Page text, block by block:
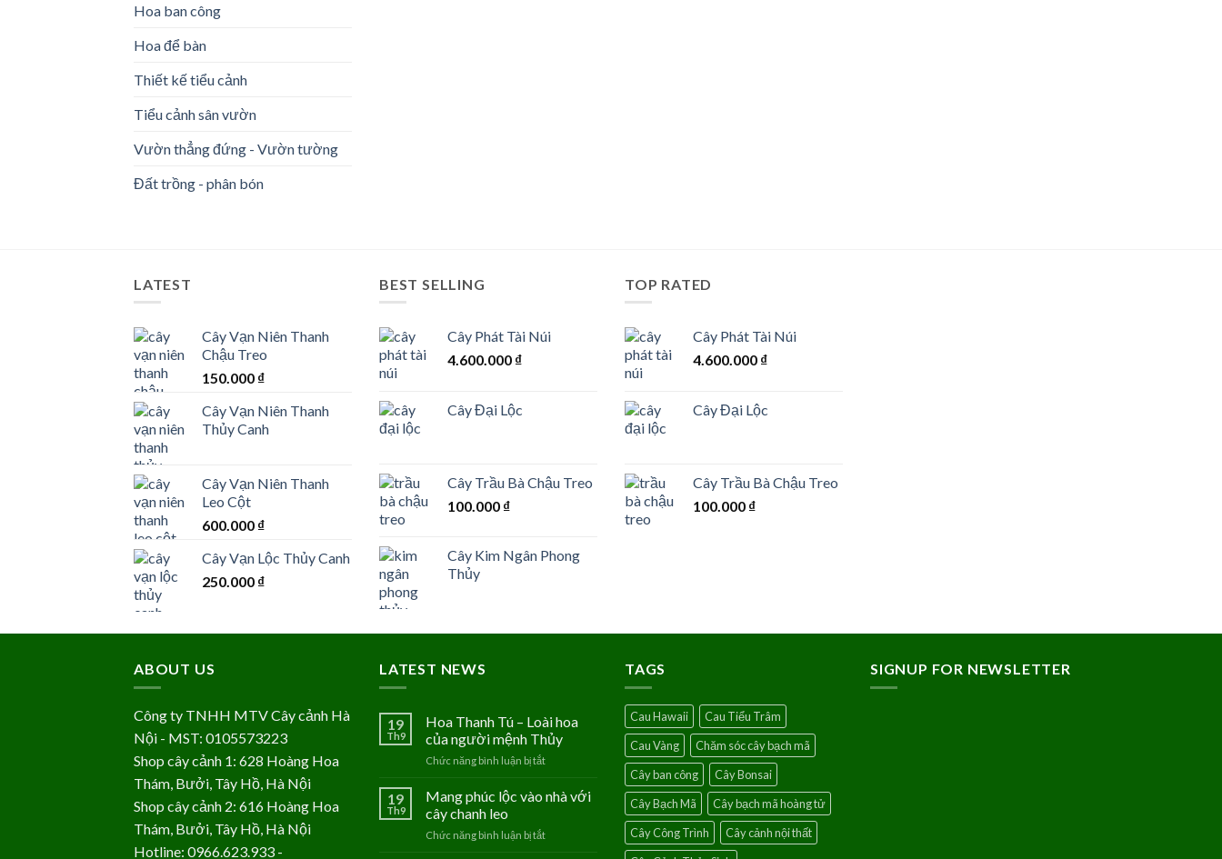
Hoa ban công
Hoa để bàn
Thiết kế tiểu cảnh
Tiểu cảnh sân vườn
Vườn thẳng đứng - Vườn tường
Đất trồng - phân bón
LATEST
Cây Vạn Niên Thanh
Chậu Treo
150.000 ₫
Cây Vạn Niên Thanh
Thủy Canh
Cây Vạn Niên Thanh
Leo Cột
600.000 ₫
Cây Vạn Lộc Thủy Canh
250.000 ₫
BEST SELLING
Cây Phát Tài Núi
4.600.000 ₫
Cây Đại Lộc
Cây Trầu Bà Chậu Treo
100.000 ₫
Cây Kim Ngân Phong
Thủy
TOP RATED
Cây Phát Tài Núi
4.600.000 ₫
Cây Đại Lộc
Cây Trầu Bà Chậu Treo
100.000 ₫
ABOUT US
Công ty TNHH MTV Cây cảnh Hà
Nội - MST: 0105573223
Shop cây cảnh 1: 628 Hoàng Hoa
Thám, Bưởi, Tây Hồ, Hà Nội
Shop cây cảnh 2: 616 Hoàng Hoa
Thám, Bưởi, Tây Hồ, Hà Nội
Hotline: 0966.623.933 -
LATEST NEWS
19
Th9
Hoa Thanh Tú – Loài hoa
của người mệnh Thủy
Chức năng bình luận bị tắt
Thanh
19
Th9
Mang phúc lộc vào nhà với
cây chanh leo
Chức năng bình luận bị tắt
TAGS
Cau Hawaii
Cau Tiểu Trâm
Cau Vàng
Chăm sóc cây bạch mã
Cây ban công
Cây Bonsai
Cây Bạch Mã
Cây bạch mã hoàng tử
Cây Công Trình
Cây cảnh nội thất
SIGNUP FOR NEWSLETTER